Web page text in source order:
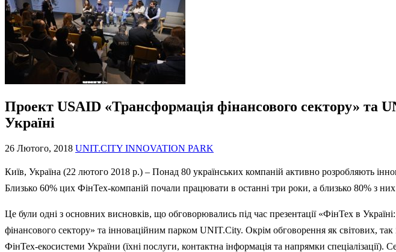
Проект USAID «Трансформація фінансового сектору» та
Україні
26 Лютого, 2018 UNIT.CITY INNOVATION PARK
Київ, Україна (22 лютого 2018 р.) – Понад 80 українських компаній активно розробляють
Близько 60% цих ФінТех-компаній почали працювати в останні три роки, а близько 80% з
Це були одні з основних висновків, що обговорювались під час презентації «ФінТех в
фінансового сектору» та інноваційним парком UNIT.City. Окрім обговорення як світових,
ФінТех-екосистеми України (їхні послуги, контактна інформація та напрямки спеціалізації).